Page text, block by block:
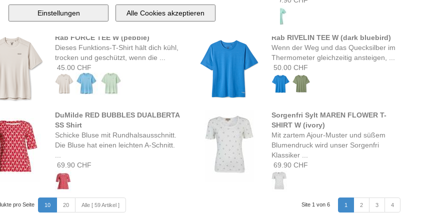
Rab FORCE TEE W (pebble)
Dieses Funktions-T-Shirt hält dich kühl,
trocken und geschützt, wenn die ...
45.00 CHF
Rab RIVELIN TEE W (dark bluebird)
Wenn der Weg und das Quecksilber im
Thermometer gleichzeitig ansteigen, ...
50.00 CHF
DuMilde RED BUBBLES DUALBERTA
SS Shirt
Schicke Bluse mit Rundhalsausschnitt.
Die Bluse hat einen leichten A-Schnitt.
69.90 CHF
Sorgenfri Sylt MAREN FLOWER T-
SHIRT W (ivory)
Mit zartem Ajour-Muster und süßem
Blumendruck wird unser Sorgenfri
Klassiker ...
69.90 CHF
pro Seite 10 20 Alle [ 59 Artikel ] Site 1 von 6 1 2 3 4